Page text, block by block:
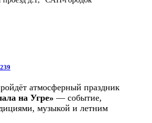
атмосферный праздник
на Угре» — событие,
музыкой и летним